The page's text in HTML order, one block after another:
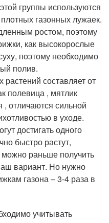
группы используются
газонных лужаек.
ростом, поэтому
как высокорослые
поэтому необходимо
полив.
составляет от
полевица , мятлик
, отличаются сильной
в уходе.
достигать одного
быстро растут,
можно раньше получить
вариант. Но нужно
газона – 3-4 раза в
учитывать